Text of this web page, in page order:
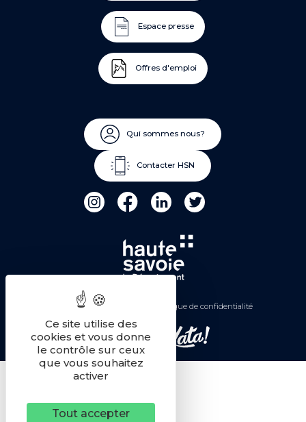
Espace presse
Offres d'emploi
Qui sommes nous?
Contacter HSN
Mentions légales Politique de confidentialité
Une réalisation
Ce site utilise des
cookies et vous donne
le contrôle sur ceux
que vous souhaitez
activer
Tout accepter